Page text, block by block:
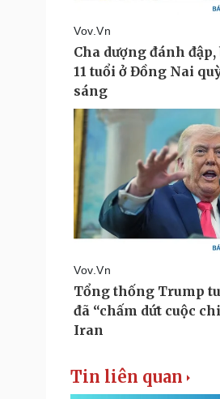
Tin liên quan